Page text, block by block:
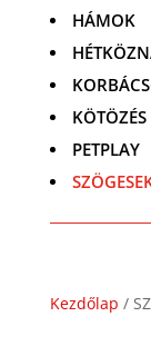
HÁMOK
KÖTÖZÉS
PETPLAY
Kezdőlap /